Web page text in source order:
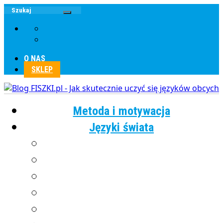
O NAS
SKLEP
Metoda i motywacja
Języki świata